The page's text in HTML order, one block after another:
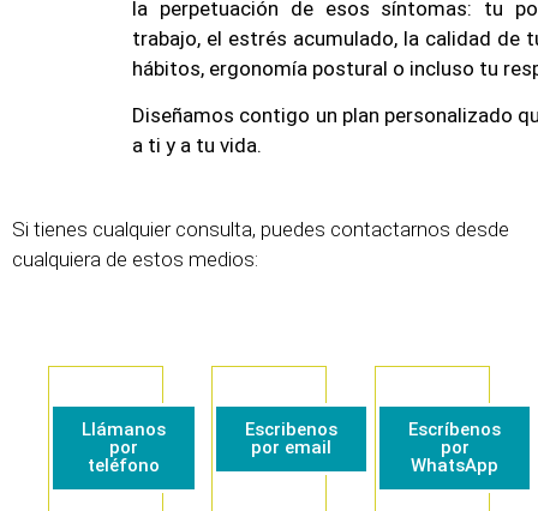
la perpetuación de esos síntomas: tu
trabajo, el estrés acumulado, la calidad de
hábitos, ergonomía postural o incluso tu
Diseñamos contigo un plan personalizado
a ti y a tu vida.
Si tienes cualquier consulta, puedes contactarnos desde
cualquiera de estos medios:
Llámanos
por
teléfono
Escribenos
por email
Escríbenos
por
WhatsApp